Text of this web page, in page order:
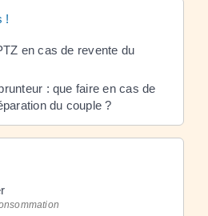
!
en cas de revente du
: que faire en cas de
du couple ?